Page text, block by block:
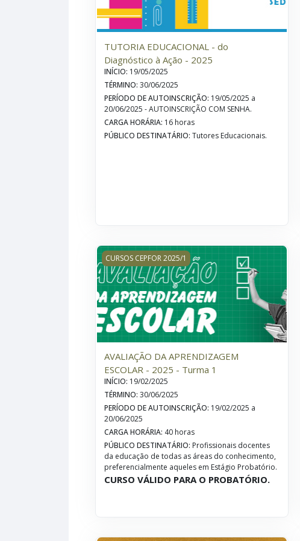
TUTORIA EDUCACIONAL - do
Diagnóstico à Ação - 2025
INÍCIO: 19/05/2025
TÉRMINO:30/06/2025
PERÍODO DE AUTOINSCRIÇÃO: 19/05/2025 a
20/06/2025 - AUTOINSCRIÇÃO COM SENHA.
CARGA HORÁRIA: 16 horas
PÚBLICO DESTINATÁRIO:Tutores Educacionais.
AVALIAÇÃO DA APRENDIZAGEM ESCOLAR -
CURSOS CEPFOR 2025/1
AVALIAÇÃO DA APRENDIZAGEM
ESCOLAR - 2025 - Turma 1
INÍCIO: 19/02/2025
TÉRMINO:30/06/2025
PERÍODO DE AUTOINSCRIÇÃO: 19/02/2025 a
20/06/2025
CARGA HORÁRIA: 40 horas
PÚBLICO DESTINATÁRIO: Profissionais docentes
da educação de todas as áreas do conhecimento,
preferencialmente aqueles em Estágio Probatório.
CURSO VÁLIDO PARA O PROBATÓRIO.